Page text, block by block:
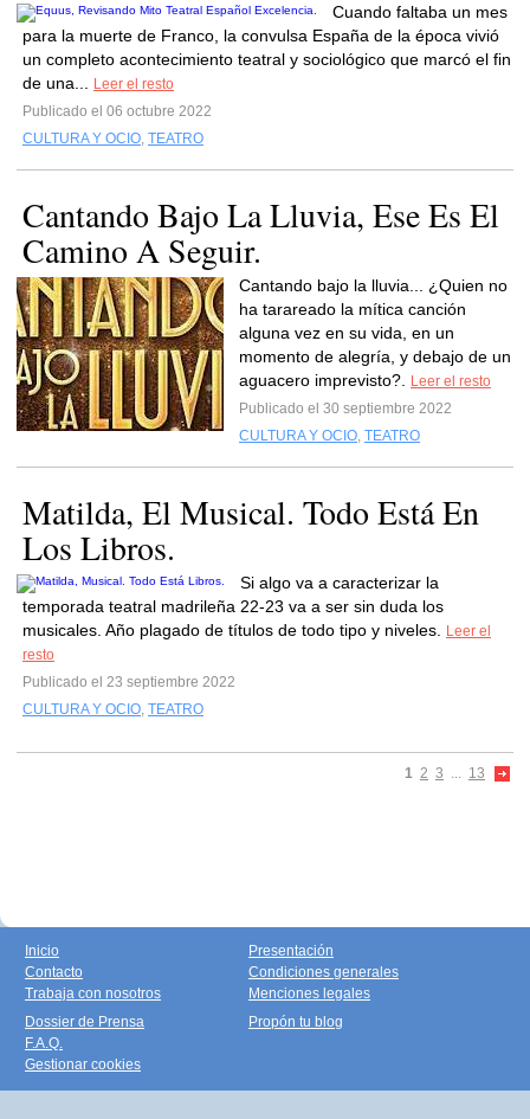
Cuando faltaba un mes
para la muerte de Franco, la convulsa España de la época vivió
un completo acontecimiento teatral y sociológico que marcó el fin
de una...
Leer el resto
Publicado el 06 octubre 2022
CULTURA Y OCIO, TEATRO
Cantando Bajo La Lluvia, Ese Es El
Camino A Seguir.
Cantando bajo la lluvia... ¿Quien no
ha tarareado la mítica canción
alguna vez en su vida, en un
momento de alegría, y debajo de un
aguacero imprevisto?.
Leer el resto
Publicado el 30 septiembre 2022
CULTURA Y OCIO, TEATRO
Matilda, El Musical. Todo Está En
Los Libros.
Si algo va a caracterizar la
temporada teatral madrileña 22-23 va a ser sin duda los
musicales. Año plagado de títulos de todo tipo y niveles.
Leer el
resto
Publicado el 23 septiembre 2022
CULTURA Y OCIO, TEATRO
1 2 3 ... 13
Inicio
Contacto
Trabaja con nosotros
Presentación
Condiciones generales
Menciones legales
Dossier de Prensa
F.A.Q.
Gestionar cookies
Propón tu blog